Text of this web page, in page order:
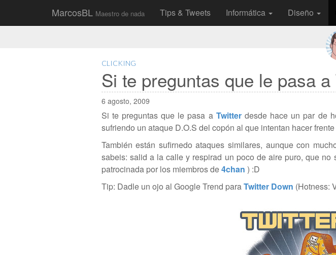
MarcosBL Maestro de nada
Main
menu
content
Tips & Tweets Informática Diseño
CLICKING
Si te preguntas que le pasa a
6 agosto, 2009
Si te preguntas que le pasa a Twitterdesde hace un par de
sufriendo un ataque D.O.S del copón al que intentan hacer
También están sufirnedo ataques similares, aunque con
sabeis: salid a la calle y respirad un poco de aire puro, que
patrocinada por los miembros de4chan ) :D
Tip: Dadle un ojo al Google Trend paraTwitter Down (Hotness: